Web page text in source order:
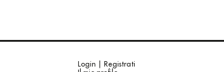
Login | Registrati